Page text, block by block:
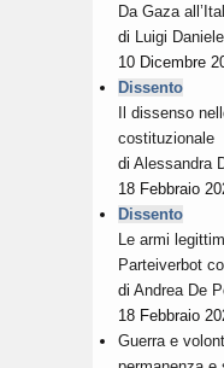
Da Gaza
di
Luigi Daniele
10 Dicembre
Dissento
Il dissenso
costituzionale
di Alessandra
18 Febbraio
Dissento
Le armi
Parteiverbot
di Andrea De
18 Febbraio
Guerra e